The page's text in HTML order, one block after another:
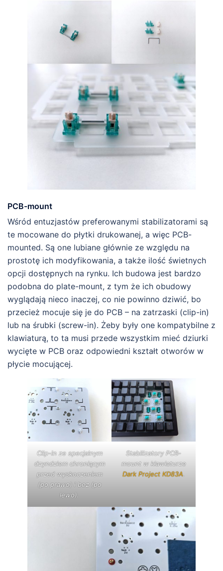
PCB-mount
Wśród entuzjastów preferowanymi stabilizatorami są
te mocowane do płytki drukowanej, a więc PCB-
mounted. Są one lubiane głównie ze względu na
prostotę ich modyfikowania, a także ilość świetnych
opcji dostępnych na rynku. Ich budowa jest bardzo
podobna do plate-mount, z tym że ich obudowy
wyglądają nieco inaczej, co nie powinno dziwić, bo
przecież mocuje się je do PCB – na zatrzaski (clip-in)
lub na śrubki (screw-in). Żeby były one kompatybilne z
klawiaturą, to ta musi przede wszystkim mieć dziurki
wycięte w PCB oraz odpowiedni kształt otworów w
płycie mocującej.
Clip-in ze specjalnym
dzyndzlem chroniącym
przed wyskoczeniem
(po prawo) i bez (po
lewo).
Stabilizatory PCB-
mount w klawiaturze
Dark Project KD83A.